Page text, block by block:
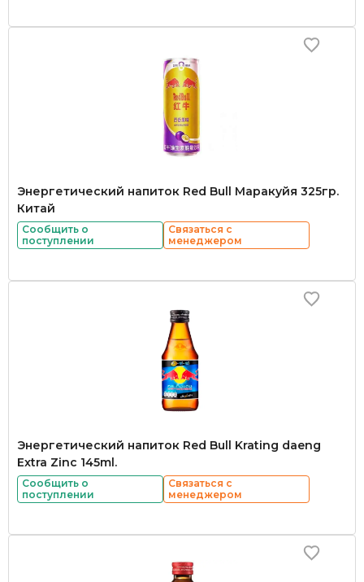
Энергетический напиток Red Bull Маракуйя 325гр.
Китай
Сообщить о
поступлении
Связаться с
менеджером
Энергетический напиток Red Bull Krating daeng
Extra Zinc 145ml.
Сообщить о
поступлении
Связаться с
менеджером